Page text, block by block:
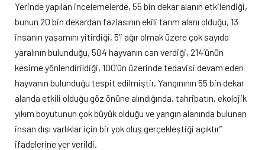
Yerinde yapılan incelemelerde, 55 bin dekar alanın etkilendiği,
bunun 20 bin dekardan fazlasının ekili tarım alanı olduğu, 13
insanın yaşamını yitirdiği, 5’i ağır olmak üzere çok sayıda
yaralının bulunduğu, 504 hayvanın can verdiği, 214’ünün
kesime yönlendirildiği, 100’ün üzerinde tedavisi devam eden
hayvanın bulunduğu tespit edilmiştir. Yangınının 55 bin dekar
alanda etkili olduğu göz önüne alındığında, tahribatın, ekolojik
yıkım boyutunun çok büyük olduğu ve yangın alanında bulunan
insan dışı varlıklar için bir yok oluş gerçekleştiği açıktır”
ifadelerine yer verildi.